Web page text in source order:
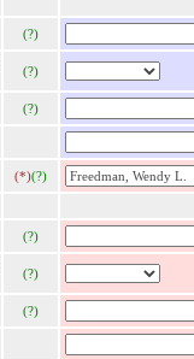
(?)
(?)
(?)
(*)(?)
(?)
(?)
(?)